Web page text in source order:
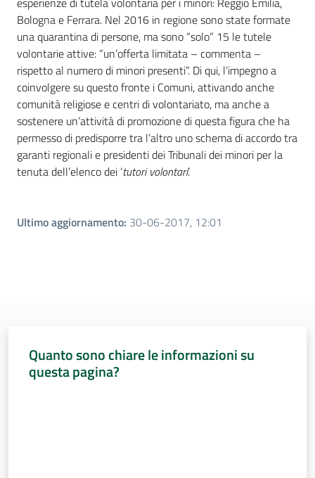
Bologna e Ferrara. Nel 2016 in regione sono state formate
una quarantina di persone, ma sono “solo” 15 le tutele
volontarie attive: “un’offerta limitata – commenta –
rispetto al numero di minori presenti”. Di qui, l’impegno a
coinvolgere su questo fronte i Comuni, attivando anche
comunità religiose e centri di volontariato, ma anche a
sostenere un’attività di promozione di questa figura che ha
permesso di predisporre tra l’altro uno schema di accordo tra
garanti regionali e presidenti dei Tribunali dei minori per la
tenuta dell’elenco dei ‘tutori volontari’.
Ultimo aggiornamento: 30-06-2017, 12:01
Quanto sono chiare le informazioni su
questa pagina?